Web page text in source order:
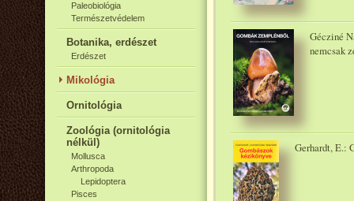
Paleobiológia
Természetvédelem
Botanika, erdészet
Erdészet
Mikológia
Ornitológia
Zoológia (ornitológia
nélkül)
Mollusca
Arthropoda
Lepidoptera
Pisces
Gécziné
nemcsak
Gerhardt, E.: